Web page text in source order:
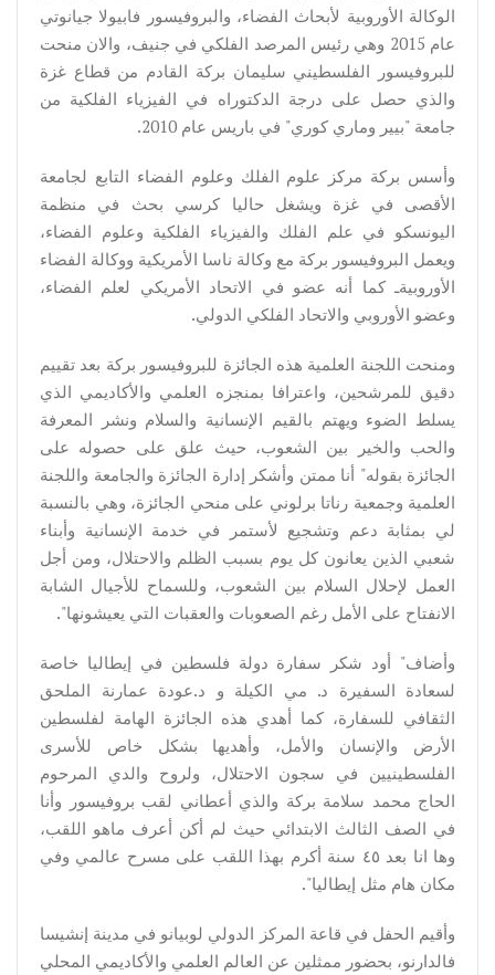
الوكالة الأوروبية لأبحاث الفضاء، والبروفيسور فابيولا جيانوتي
عام 2015 وهي رئيس المرصد الفلكي في جنيف، والان منحت
للبروفيسور الفلسطيني سليمان بركة القادم من قطاع غزة
والذي حصل على درجة الدكتوراه في الفيزياء الفلكية من
جامعة "بيير وماري كوري" في باريس عام 2010.
وأسس بركة مركز علوم الفلك وعلوم الفضاء التابع لجامعة
الأقصى في غزة ويشغل حاليا كرسي بحث في منظمة
اليونسكو في علم الفلك والفيزياء الفلكية وعلوم الفضاء،
ويعمل البروفيسور بركة مع وكالة ناسا الأمريكية ووكالة الفضاء
الأوروبيةـ كما أنه عضو في الاتحاد الأمريكي لعلم الفضاء،
وعضو الأوروبي والاتحاد الفلكي الدولي.
ومنحت اللجنة العلمية هذه الجائزة للبروفيسور بركة بعد تقييم
دقيق للمرشحين، واعترافا بمنجزه العلمي والأكاديمي الذي
يسلط الضوء ويهتم بالقيم الإنسانية والسلام ونشر المعرفة
والحب والخير بين الشعوب، حيث علق على حصوله على
الجائزة بقوله" أنا ممتن وأشكر إدارة الجائزة والجامعة واللجنة
العلمية وجمعية رناتا برلوني على منحي الجائزة، وهي بالنسبة
لي بمثابة دعم وتشجيع لأستمر في خدمة الإنسانية وأبناء
شعبي الذين يعانون كل يوم بسبب الظلم والاحتلال، ومن أجل
العمل لإحلال السلام بين الشعوب، وللسماح للأجيال الشابة
الانفتاح على الأمل رغم الصعوبات والعقبات التي يعيشونها".
وأضاف" أود شكر سفارة دولة فلسطين في إيطاليا خاصة
لسعادة السفيرة د. مي الكيلة و د.عودة عمارنة الملحق
الثقافي للسفارة، كما أهدي هذه الجائزة الهامة لفلسطين
الأرض والإنسان والأمل، وأهديها بشكل خاص للأسرى
الفلسطينيين في سجون الاحتلال، ولروح والدي المرحوم
الحاج محمد سلامة بركة والذي أعطاني لقب بروفيسور وأنا
في الصف الثالث الابتدائي حيث لم أكن أعرف ماهو اللقب،
وها انا بعد ٤٥ سنة أكرم بهذا اللقب على مسرح عالمي وفي
مكان هام مثل إيطاليا".
وأقيم الحفل في قاعة المركز الدولي لوبيانو في مدينة إنشيسا
فالدارنو، بحضور ممثلين عن العالم العلمي والأكاديمي المحلي